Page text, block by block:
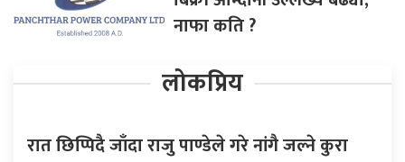
नाफा कति ?
लोकप्रिय
रात छिप्पिदै जाँदा राजु पाण्डेले गरे नांगै जल्ने कुरा